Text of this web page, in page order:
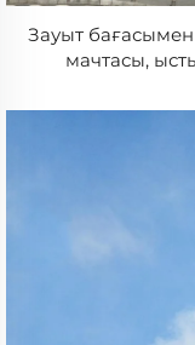
Зауыт
мачтасы,